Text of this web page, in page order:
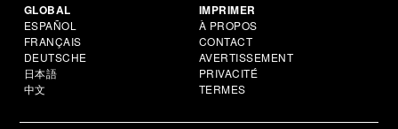
GLOBAL
ESPAÑOL
FRANÇAIS
DEUTSCHE
日本語
中文
IMPRIMER
À PROPOS
CONTACT
AVERTISSEMENT
PRIVACITÉ
TERMES